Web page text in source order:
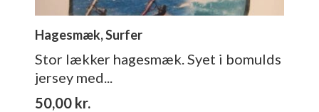
Hagesmæk, Surfer
Stor lækker hagesmæk. Syet i bomulds
jersey med...
50,00 kr.